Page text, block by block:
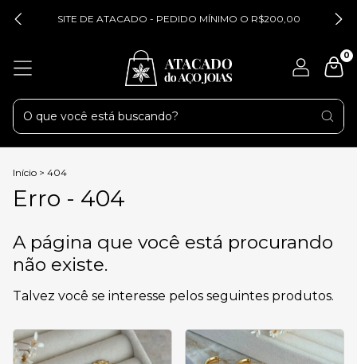
SITE DE ATACADO - PEDIDO MÍNIMO O R$200,00
0
Início > 404
Erro - 404
A página que você está procurando
não existe.
Talvez você se interesse pelos seguintes produtos.